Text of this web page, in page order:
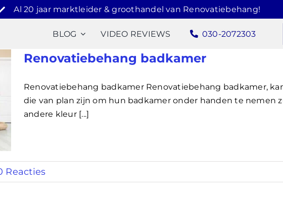
Al 20 jaar marktleider & groothandel van Renovatiebehang!
BLOG VIDEO REVIEWS 030-2072303
Renovatiebehang badkamer
Renovatiebehang badkamer Renovatiebehang badkamer,
die van plan zijn om hun badkamer onder handen te nemen
andere kleur [...]
Reacties